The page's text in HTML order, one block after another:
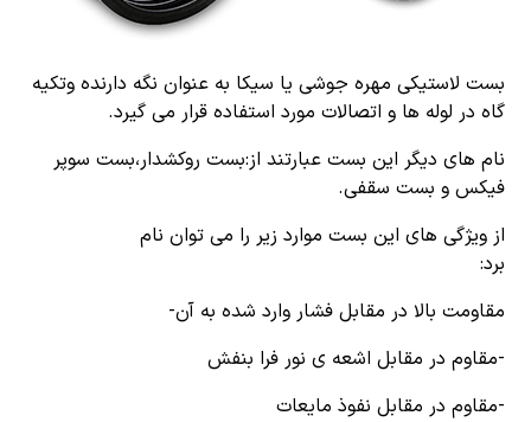
بست لاستیکی مهره جوشی یا سیکا به عنوان نگه دارنده وتکیه
گاه در لوله ها و اتصالات مورد استفاده قرار می گیرد.
نام های دیگر این بست عبارتند از:بست روکشدار،بست سوپر
فیکس و بست سقفی.
از ویژگی های این بست موارد زیر را می توان نام
برد:
مقاومت بالا در مقابل فشار وارد شده به آن-
-مقاوم در مقابل اشعه ی نور فرا بنفش
-مقاوم در مقابل نفوذ مایعات